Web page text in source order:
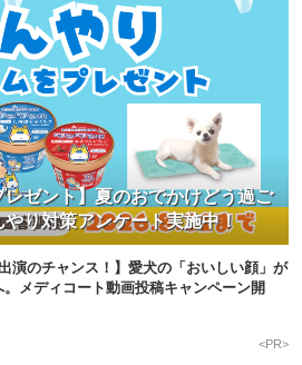
ゼント】夏のおでかけどう過ご
り対策アンケート実施中！
出演のチャンス！】愛犬の「おいしい顔」が
。メディコート動画投稿キャンペーン開
<PR>